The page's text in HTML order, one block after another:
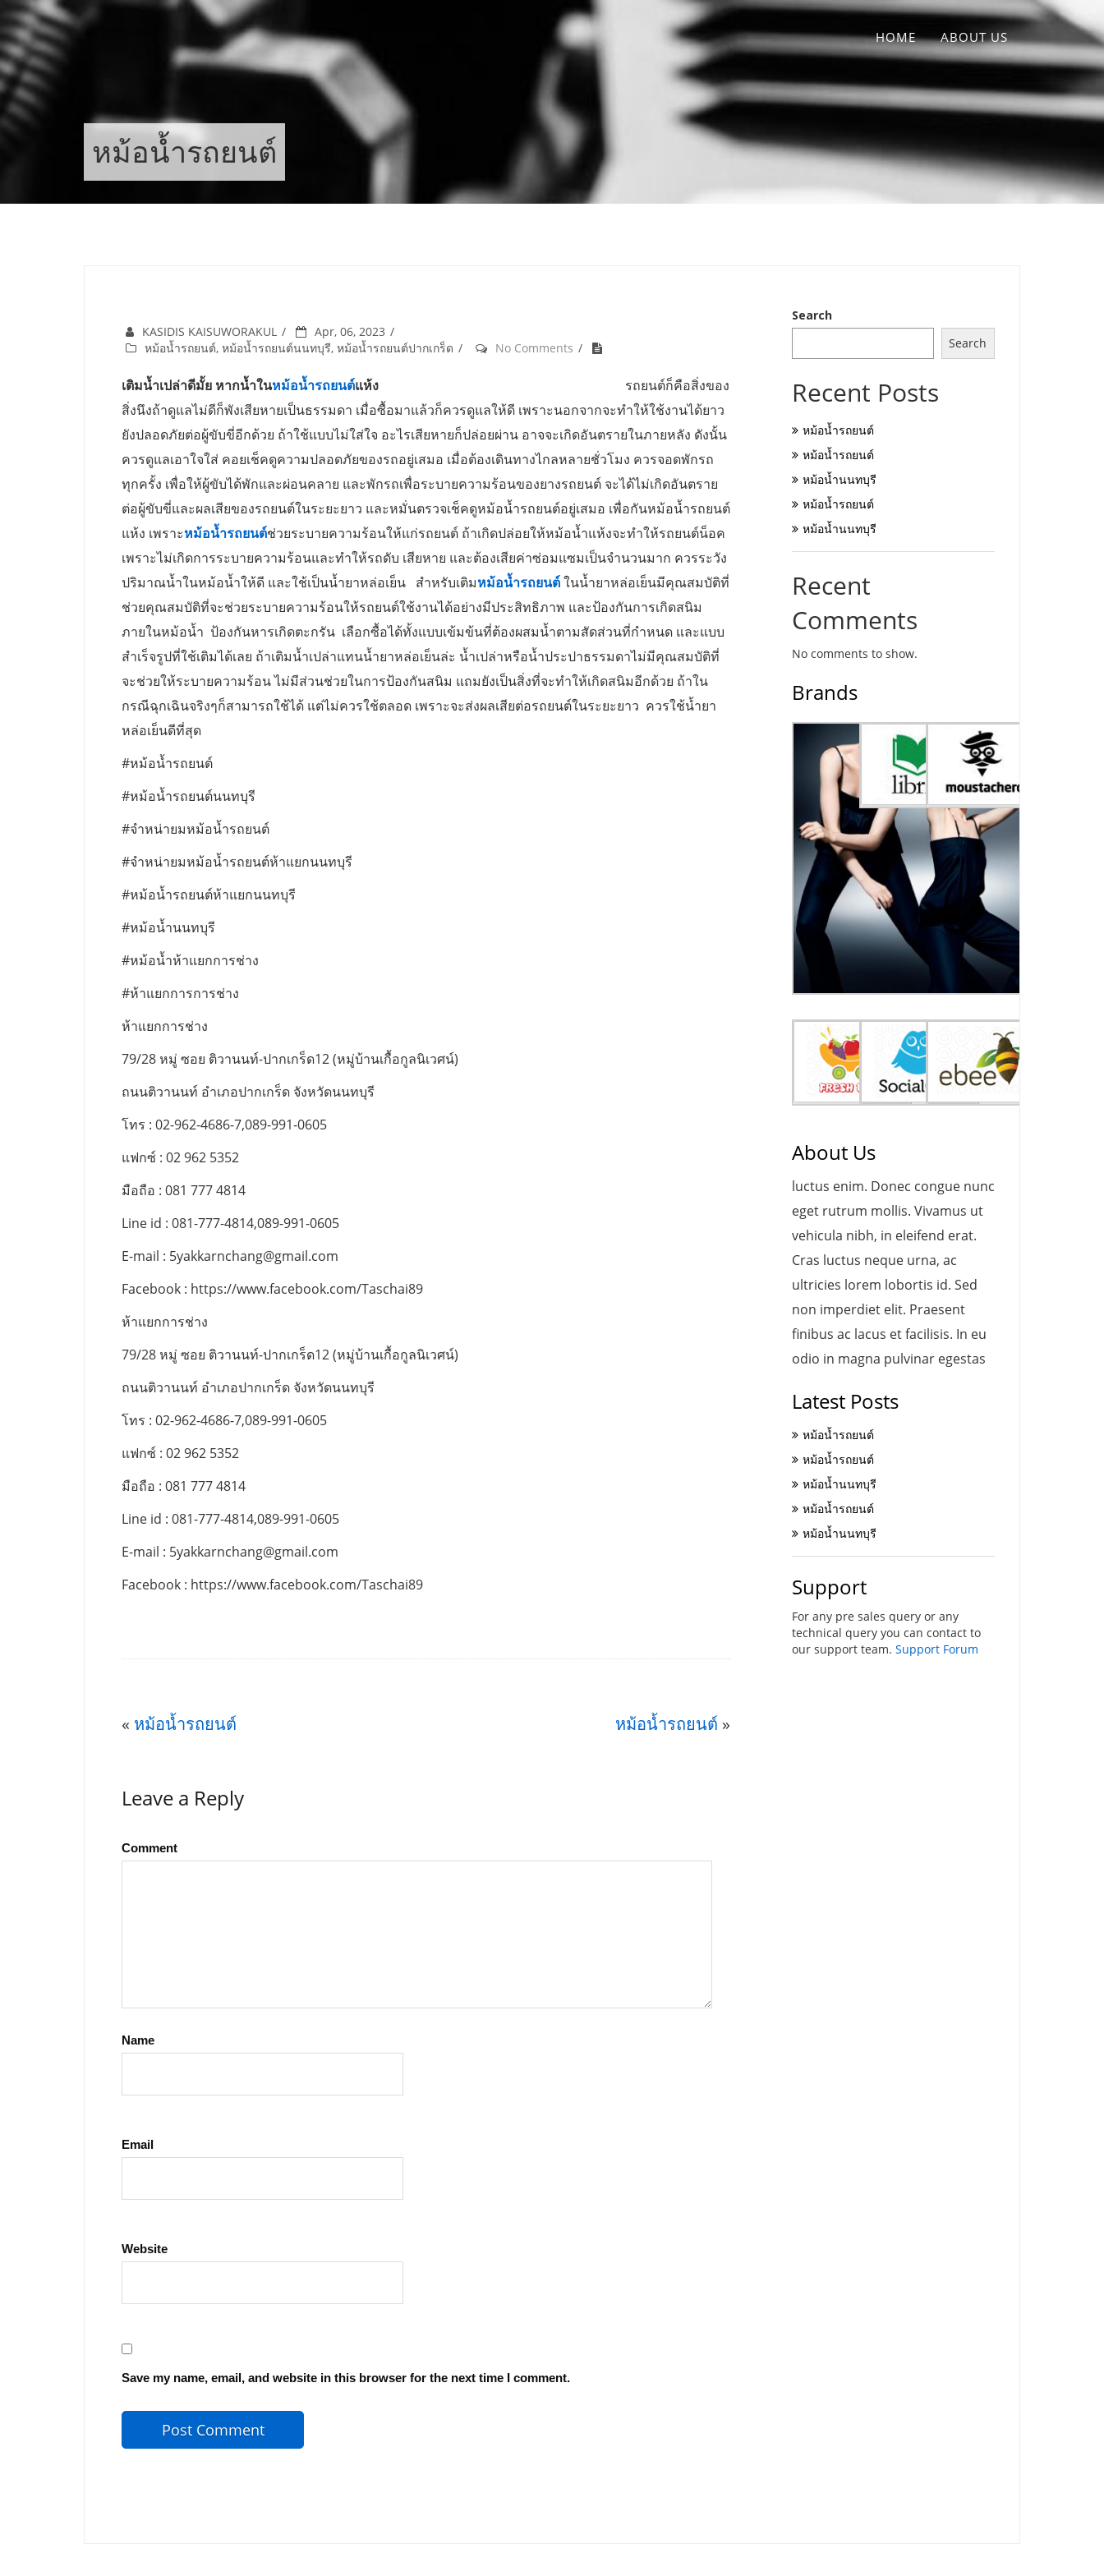
Skip
content
HOME ABOUT US
หม้อน้ำรถยนต์
KASIDIS KAISUWORAKUL
Apr, 06, 2023
หม้อน้ำรถยนต์, หม้อน้ำรถยนต์นนทบุรี, หม้อน้ำรถยนต์ปากเกร็ด No Comments
เติมน้ำเปล่าดีมั้ย หากน้ำในหม้อน้ำรถยนต์แห้ง รถยนต์ก็คือสิ่งของ
สิ่งนึงถ้าดูแลไม่ดีก็พังเสียหายเป็นธรรมดา เมื่อซื้อมาแล้วก็ควรดูแลให้ดี เพราะนอกจากจะทำให้ใช้งานได้ยาว
ยังปลอดภัยต่อผู้ขับขี่อีกด้วย ถ้าใช้แบบไม่ใส่ใจ อะไรเสียหายก็ปล่อยผ่าน อาจจะเกิดอันตรายในภายหลัง ดังนั้น
ควรดูแลเอาใจใส่ คอยเช็คดูความปลอดภัยของรถอยู่เสมอ เมื่อต้องเดินทางไกลหลายชั่วโมง ควรจอดพักรถ
ทุกครั้ง เพื่อให้ผู้ขับได้พักและผ่อนคลาย และพักรถเพื่อระบายความร้อนของยางรถยนต์ จะได้ไม่เกิดอันตราย
ต่อผู้ขับขี่และผลเสียของรถยนต์ในระยะยาว และหมั่นตรวจเช็คดูหม้อน้ำรถยนต์อยู่เสมอ เพื่อกันหม้อน้ำรถยนต์
แห้ง เพราะหม้อน้ำรถยนต์ช่วยระบายความร้อนให้แก่รถยนต์ ถ้าเกิดปล่อยให้หม้อน้ำแห้งจะทำให้รถยนต์น็อค
เพราะไม่เกิดการระบายความร้อนและทำให้รถดับ เสียหาย และต้องเสียค่าซ่อมแซมเป็นจำนวนมาก ควรระวัง
ปริมาณน้ำในหม้อน้ำให้ดี และใช้เป็นน้ำยาหล่อเย็น สำหรับเติมหม้อน้ำรถยนต์ในน้ำยาหล่อเย็นมีคุณสมบัติที่
ช่วยคุณสมบัติที่จะช่วยระบายความร้อนให้รถยนต์ใช้งานได้อย่างมีประสิทธิภาพ และป้องกันการเกิดสนิม
ภายในหม้อน้ำ ป้องกันหารเกิดตะกรัน เลือกซื้อได้ทั้งแบบเข้มข้นที่ต้องผสมน้ำตามสัดส่วนที่กำหนด และแบบ
สำเร็จรูปที่ใช้เติมได้เลย ถ้าเติมน้ำเปล่าแทนน้ำยาหล่อเย็นล่ะ น้ำเปล่าหรือน้ำประปาธรรมดาไม่มีคุณสมบัติที่
จะช่วยให้ระบายความร้อน ไม่มีส่วนช่วยในการป้องกันสนิม แถมยังเป็นสิ่งที่จะทำให้เกิดสนิมอีกด้วย ถ้าใน
กรณีฉุกเฉินจริงๆก็สามารถใช้ได้ แต่ไม่ควรใช้ตลอด เพราะจะส่งผลเสียต่อรถยนต์ในระยะยาว ควรใช้น้ำยา
หล่อเย็นดีที่สุด
#หม้อน้ำรถยนต์
#หม้อน้ำรถยนต์นนทบุรี
#จำหน่ายมหม้อน้ำรถยนต์
#จำหน่ายมหม้อน้ำรถยนต์ห้าแยกนนทบุรี
#หม้อน้ำรถยนต์ห้าแยกนนทบุรี
#หม้อน้ำนนทบุรี
#หม้อน้ำห้าแยกการช่าง
#ห้าแยกการการช่าง
ห้าแยกการช่าง
79/28 หมู่ ซอย ติวานนท์-ปากเกร็ด12 (หมู่บ้านเกื้อกูลนิเวศน์)
ถนนติวานนท์ อำเภอปากเกร็ด จังหวัดนนทบุรี
โทร : 02-962-4686-7,089-991-0605
แฟกซ์ : 02 962 5352
มือถือ : 081 777 4814
Line id : 081-777-4814,089-991-0605
E-mail : 5yakkarnchang@gmail.com
Facebook : https://www.facebook.com/Taschai89
ห้าแยกการช่าง
79/28 หมู่ ซอย ติวานนท์-ปากเกร็ด12 (หมู่บ้านเกื้อกูลนิเวศน์)
ถนนติวานนท์ อำเภอปากเกร็ด จังหวัดนนทบุรี
โทร : 02-962-4686-7,089-991-0605
แฟกซ์ : 02 962 5352
มือถือ : 081 777 4814
Line id : 081-777-4814,089-991-0605
E-mail : 5yakkarnchang@gmail.com
Facebook : https://www.facebook.com/Taschai89
« หม้อน้ำรถยนต์ หม้อน้ำรถยนต์ »
Leave a Reply
Comment
Name
Email
Website
Save my name, email, and website in this browser for the next time I comment.
Search
Search
Recent Posts
หม้อน้ำรถยนต์
หม้อน้ำรถยนต์
หม้อน้ำนนทบุรี
หม้อน้ำรถยนต์
หม้อน้ำนนทบุรี
Recent
Comments
No comments to show.
Brands
About Us
luctus enim. Donec congue nunc
eget rutrum mollis. Vivamus ut
vehicula nibh, in eleifend erat.
Cras luctus neque urna, ac
ultricies lorem lobortis id. Sed
non imperdiet elit. Praesent
finibus ac lacus et facilisis. In eu
odio in magna pulvinar egestas
Latest Posts
หม้อน้ำรถยนต์
หม้อน้ำรถยนต์
หม้อน้ำนนทบุรี
หม้อน้ำรถยนต์
หม้อน้ำนนทบุรี
Support
For any pre sales query or any
technical query you can contact to
our support team. Support Forum